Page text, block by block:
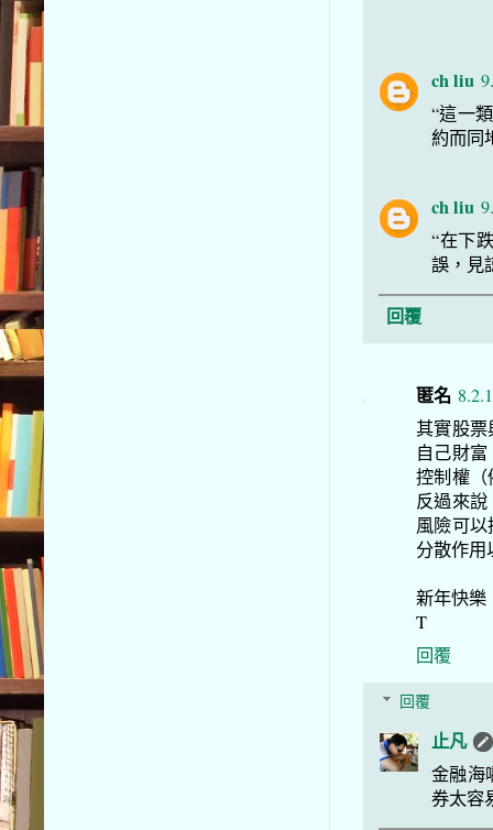
ch liu
“這一
約而同
ch liu
“在下
誤，見
回覆
匿名
其實股
自己財
控制權
反過來
風險可
分散作用
新年快樂
T
回覆
回覆
止凡
金融海
券太容